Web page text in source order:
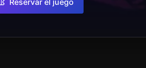
Reservar el juego